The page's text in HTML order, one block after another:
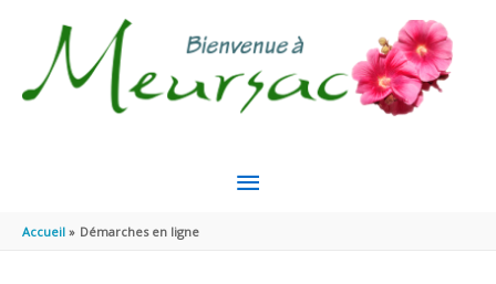
MENU
Accueil Démarches en ligne